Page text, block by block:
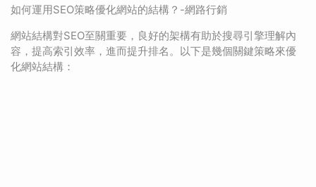
如何運用SEO策略優化網站的結構？-網路行銷
網站結構對SEO至關重要，良好的架構有助於搜尋引擎理解內
容，提高索引效率，進而提升排名。以下是幾個關鍵策略來優
化網站結構：